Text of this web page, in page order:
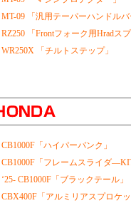
MT-09 「汎用テーパーハンドル
RZ250 「Frontフォーク用Hradス
WR250X 「チルトステップ」
CB1000F「ハイパーバンク」
CB1000F「フレームスライダ
‘25- CB1000F「ブラックテール」
CBX400F「アルミリアスプロケ